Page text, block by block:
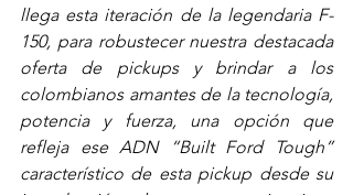
llega esta iteración de la legendaria F-
150, para robustecer nuestra destacada
oferta de pickups y brindar a los
colombianos amantes de la tecnología,
potencia y fuerza, una opción que
refleja ese ADN “Built Ford Tough”
característico de esta pickup desde su